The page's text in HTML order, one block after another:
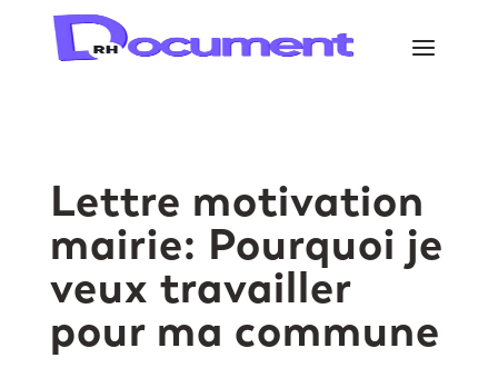
Lettre motivation
mairie: Pourquoi je
veux travailler
pour ma commune